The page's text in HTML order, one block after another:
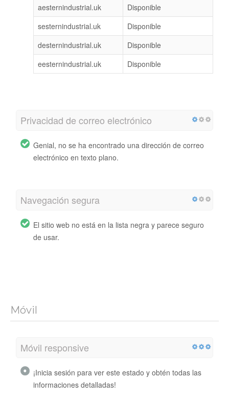
aesternindustrial.uk
Disponible
sesternindustrial.uk
Disponible
desternindustrial.uk
Disponible
eesternindustrial.uk
Disponible
Privacidad de correo electrónico
Genial, no se ha encontrado una dirección de correo
electrónico en texto plano.
Navegación segura
El sitio web no está en la lista negra y parece seguro
de usar.
Móvil
Móvil responsive
¡Inicia sesión para ver este estado y obtén todas las
informaciones detalladas!